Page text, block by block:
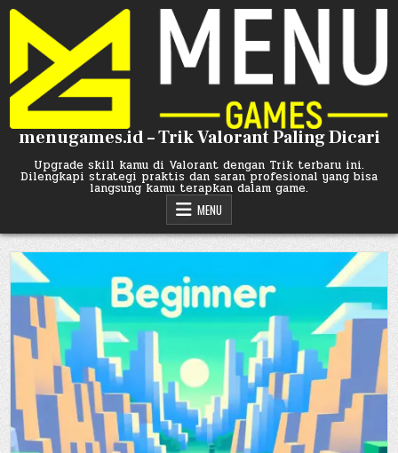
Skip
content
menugames.id – Trik Valorant Paling Dicari
Upgrade skill kamu di Valorant dengan Trik terbaru ini.
Dilengkapi strategi praktis dan saran profesional yang bisa
langsung kamu terapkan dalam game.
MENU